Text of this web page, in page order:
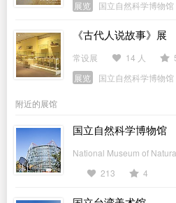
展览
国立自然科学博物馆
《古代人说故事》展
常设展 14 人
展览
国立自然科学博物馆
附近的展馆
国立自然科学博物馆
National Museum of
213
4